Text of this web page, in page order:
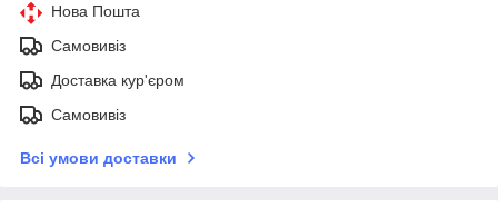
Нова Пошта
Самовивіз
Доставка кур'єром
Самовивіз
Всі умови доставки